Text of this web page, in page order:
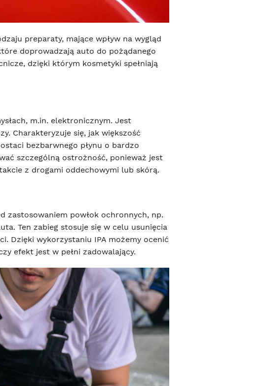
preparaty, mające wpływ na wygląd
doprowadzają auto do pożądanego
dzięki którym kosmetyki spełniają
m.in. elektronicznym. Jest
Charakteryzuje się, jak większość
bezbarwnego płynu o bardzo
szczególną ostrożność, ponieważ jest
z drogami oddechowymi lub skórą.
zastosowaniem powłok ochronnych, np.
Ten zabieg stosuje się w celu usunięcia
Dzięki wykorzystaniu IPA możemy ocenić
efekt jest w pełni zadowalający.